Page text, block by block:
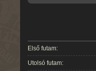
Első futam:
Utolsó futam: